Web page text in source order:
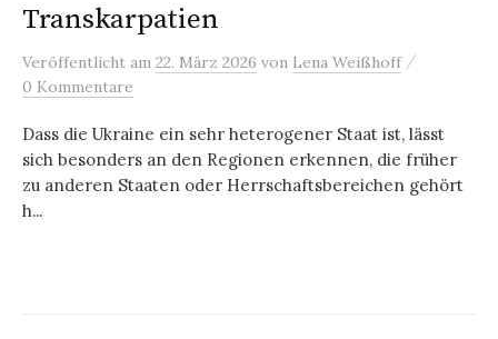
Transkarpatien
Veröffentlicht am 22. März 2026 von Lena Weißhoff /
0 Kommentare
Dass die Ukraine ein sehr heterogener Staat ist, lässt
sich besonders an den Regionen erkennen, die früher
zu anderen Staaten oder Herrschaftsbereichen gehört
h...